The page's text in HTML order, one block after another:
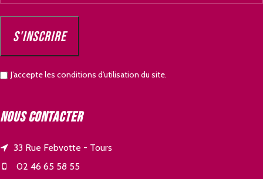
J’accepte les conditions d’utilisation du site.
Nous contacter
33 Rue Febvotte - Tours
02 46 65 58 55